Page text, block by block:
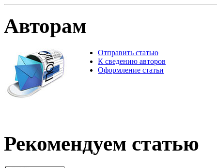
Авторам
Отправить статью
К сведению авторов
Оформление статьи
Рекомендуем статью